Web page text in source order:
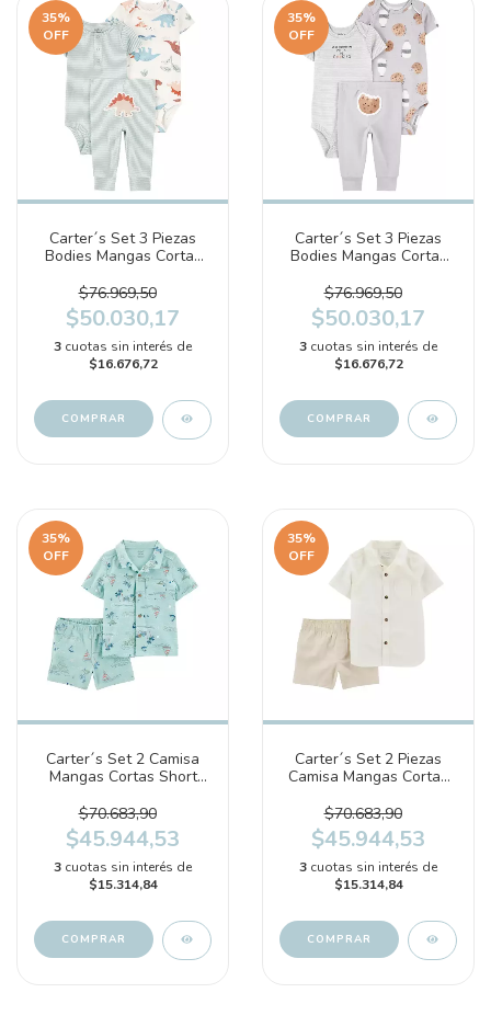
35%
OFF
Carter´s Set 3 Piezas
Bodies Mangas Cortas
(1S990910)
$76.969,50
$50.030,17
3 cuotas sin interés de
$16.676,72
COMPRAR
35%
OFF
Carter´s Set 3 Piezas
Bodies Mangas Cortas
$76.969,50
$50.030,17
3 cuotas sin interés de
$16.676,72
COMPRAR
35%
OFF
Carter´s Set 2 Camisa
Mangas Cortas Short
$70.683,90
$45.944,53
3 cuotas sin interés de
$15.314,84
COMPRAR
35%
OFF
Carter´s Set 2 Piezas
Camisa Mangas Cortas
$70.683,90
$45.944,53
3 cuotas sin interés de
$15.314,84
COMPRAR